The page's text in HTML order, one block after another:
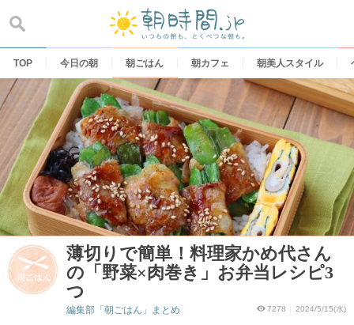
content
TOP 今日の朝 朝ごはん 朝カフェ 朝美人スタイル
薄切りで簡単！料理家かめ代さん
の「野菜×肉巻き」お弁当レシピ3
つ
7278 2024/5/15(水)
編集部「朝ごはん」まとめ